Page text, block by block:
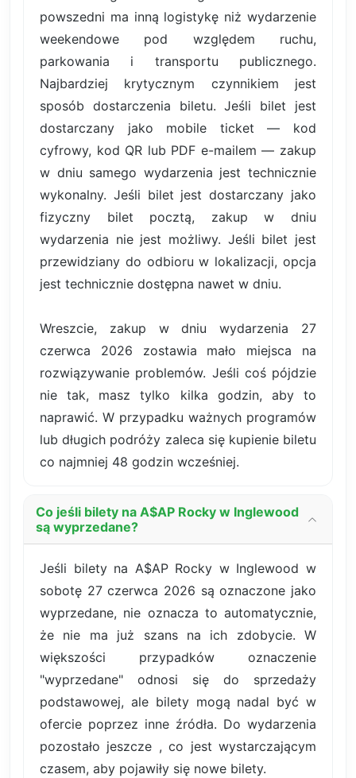
powszedni ma inną logistykę niż wydarzenie
weekendowe pod względem ruchu,
parkowania i transportu publicznego.
Najbardziej krytycznym czynnikiem jest
sposób dostarczenia biletu. Jeśli bilet jest
dostarczany jako mobile ticket — kod
cyfrowy, kod QR lub PDF e-mailem — zakup
w dniu samego wydarzenia jest technicznie
wykonalny. Jeśli bilet jest dostarczany jako
fizyczny bilet pocztą, zakup w dniu
wydarzenia nie jest możliwy. Jeśli bilet jest
przewidziany do odbioru w lokalizacji, opcja
jest technicznie dostępna nawet w dniu.
Wreszcie, zakup w dniu wydarzenia 27
czerwca 2026 zostawia mało miejsca na
rozwiązywanie problemów. Jeśli coś pójdzie
nie tak, masz tylko kilka godzin, aby to
naprawić. W przypadku ważnych programów
lub długich podróży zaleca się kupienie biletu
co najmniej 48 godzin wcześniej.
Co jeśli bilety na A$AP Rocky w Inglewood
są wyprzedane?
Jeśli bilety na A$AP Rocky w Inglewood w
sobotę 27 czerwca 2026 są oznaczone jako
wyprzedane, nie oznacza to automatycznie,
że nie ma już szans na ich zdobycie. W
większości przypadków oznaczenie
"wyprzedane" odnosi się do sprzedaży
podstawowej, ale bilety mogą nadal być w
ofercie poprzez inne źródła. Do wydarzenia
pozostało jeszcze , co jest wystarczającym
czasem, aby pojawiły się nowe bilety.